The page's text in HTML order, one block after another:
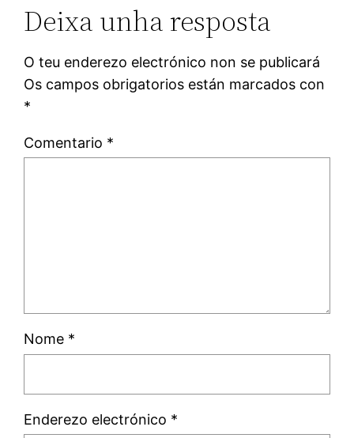
Deixa unha resposta
O teu enderezo electrónico non se publicará
Os campos obrigatorios están marcados con
*
Comentario *
Nome *
Enderezo electrónico *